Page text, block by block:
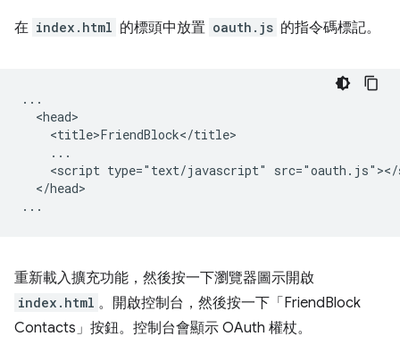
在 index.html 的標頭中放置 oauth.js 的指令碼標記。
...
  <head>
    <title>FriendBlock</title>
    ...
<script type="text/javascript"
  </head>
重新載入擴充功能，然後按一下瀏覽器圖示開啟
index.html 。開啟控制台，然後按一下「FriendBlock
Contacts」按鈕。控制台會顯示 OAuth 權杖。